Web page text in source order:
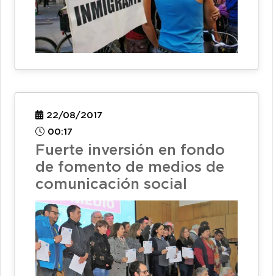
22/08/2017
00:17
Fuerte inversión en fondo
de fomento de medios de
comunicación social